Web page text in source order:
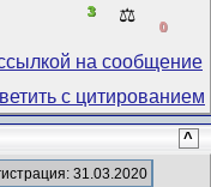
3 ⚖️
0
^
31.03.2020